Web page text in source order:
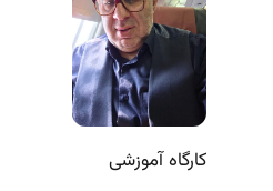
کارگاه آموزشی